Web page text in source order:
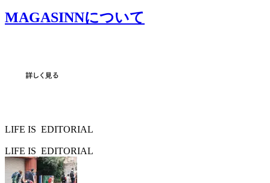
MAGASINNについて
LIFE IS EDITORIAL
LIFE IS EDITORIAL